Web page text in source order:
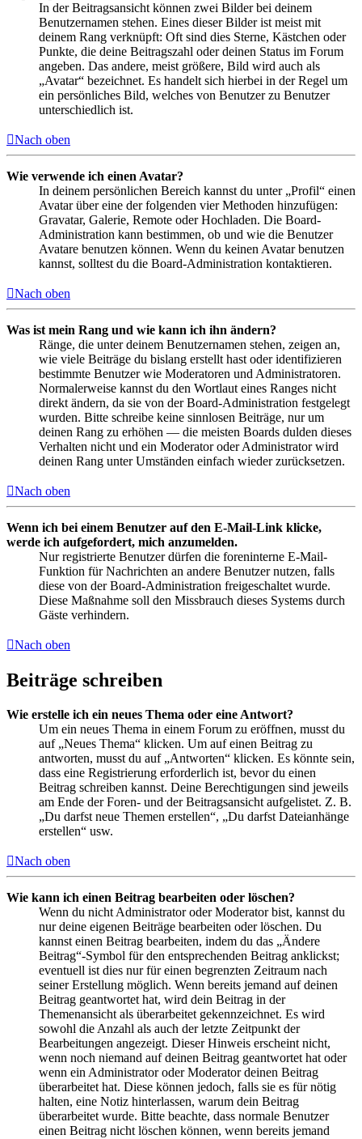
In der Beitragsansicht können zwei Bilder bei deinem
Benutzernamen stehen. Eines dieser Bilder ist meist mit
deinem Rang verknüpft: Oft sind dies Sterne, Kästchen oder
Punkte, die deine Beitragszahl oder deinen Status im Forum
angeben. Das andere, meist größere, Bild wird auch als
„Avatar“ bezeichnet. Es handelt sich hierbei in der Regel um
ein persönliches Bild, welches von Benutzer zu Benutzer
unterschiedlich ist.
Nach oben
Wie verwende ich einen Avatar?
In deinem persönlichen Bereich kannst du unter „Profil“ einen
Avatar über eine der folgenden vier Methoden hinzufügen:
Gravatar, Galerie, Remote oder Hochladen. Die Board-
Administration kann bestimmen, ob und wie die Benutzer
Avatare benutzen können. Wenn du keinen Avatar benutzen
kannst, solltest du die Board-Administration kontaktieren.
Nach oben
Was ist mein Rang und wie kann ich ihn ändern?
Ränge, die unter deinem Benutzernamen stehen, zeigen an,
wie viele Beiträge du bislang erstellt hast oder identifizieren
bestimmte Benutzer wie Moderatoren und Administratoren.
Normalerweise kannst du den Wortlaut eines Ranges nicht
direkt ändern, da sie von der Board-Administration festgelegt
wurden. Bitte schreibe keine sinnlosen Beiträge, nur um
deinen Rang zu erhöhen — die meisten Boards dulden dieses
Verhalten nicht und ein Moderator oder Administrator wird
deinen Rang unter Umständen einfach wieder zurücksetzen.
Nach oben
Wenn ich bei einem Benutzer auf den E-Mail-Link klicke,
werde ich aufgefordert, mich anzumelden.
Nur registrierte Benutzer dürfen die foreninterne E-Mail-
Funktion für Nachrichten an andere Benutzer nutzen, falls
diese von der Board-Administration freigeschaltet wurde.
Diese Maßnahme soll den Missbrauch dieses Systems durch
Gäste verhindern.
Nach oben
Beiträge schreiben
Wie erstelle ich ein neues Thema oder eine Antwort?
Um ein neues Thema in einem Forum zu eröffnen, musst du
auf „Neues Thema“ klicken. Um auf einen Beitrag zu
antworten, musst du auf „Antworten“ klicken. Es könnte sein,
dass eine Registrierung erforderlich ist, bevor du einen
Beitrag schreiben kannst. Deine Berechtigungen sind jeweils
am Ende der Foren- und der Beitragsansicht aufgelistet. Z. B.
„Du darfst neue Themen erstellen“, „Du darfst Dateianhänge
erstellen“ usw.
Nach oben
Wie kann ich einen Beitrag bearbeiten oder löschen?
Wenn du nicht Administrator oder Moderator bist, kannst du
nur deine eigenen Beiträge bearbeiten oder löschen. Du
kannst einen Beitrag bearbeiten, indem du das „Ändere
Beitrag“-Symbol für den entsprechenden Beitrag anklickst;
eventuell ist dies nur für einen begrenzten Zeitraum nach
seiner Erstellung möglich. Wenn bereits jemand auf deinen
Beitrag geantwortet hat, wird dein Beitrag in der
Themenansicht als überarbeitet gekennzeichnet. Es wird
sowohl die Anzahl als auch der letzte Zeitpunkt der
Bearbeitungen angezeigt. Dieser Hinweis erscheint nicht,
wenn noch niemand auf deinen Beitrag geantwortet hat oder
wenn ein Administrator oder Moderator deinen Beitrag
überarbeitet hat. Diese können jedoch, falls sie es für nötig
halten, eine Notiz hinterlassen, warum dein Beitrag
überarbeitet wurde. Bitte beachte, dass normale Benutzer
einen Beitrag nicht löschen können, wenn bereits jemand